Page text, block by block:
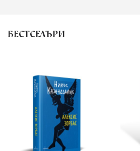
БЕСТСЕЛЪРИ